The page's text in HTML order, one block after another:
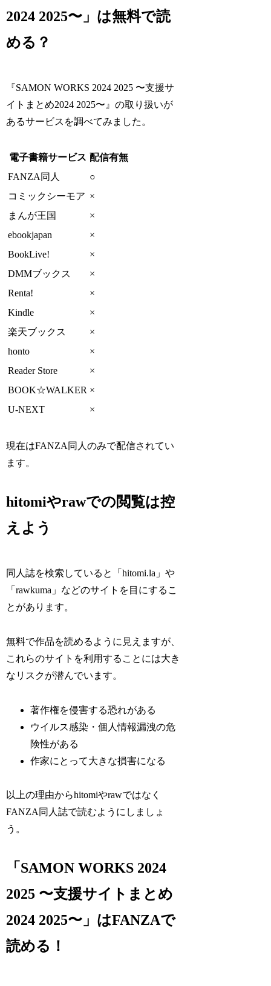
2024 2025〜」は無料で読
める？
『SAMON WORKS 2024 2025 〜支援サ
イトまとめ2024 2025〜』の取り扱いが
あるサービスを調べてみました。
電子書籍サービス 配信有無
FANZA同人
○
コミックシーモア ×
まんが王国
×
ebookjapan
×
BookLive!
×
DMMブックス
×
Renta!
×
Kindle
×
楽天ブックス
×
honto
×
Reader Store
×
BOOK☆WALKER ×
U-NEXT
×
現在はFANZA同人のみで配信されてい
ます。
hitomiやrawでの閲覧は控
えよう
同人誌を検索していると「hitomi.la」や
「rawkuma」などのサイトを目にするこ
とがあります。
無料で作品を読めるように見えますが、
これらのサイトを利用することには大き
なリスクが潜んでいます。
著作権を侵害する恐れがある
ウイルス感染・個人情報漏洩の危
険性がある
作家にとって大きな損害になる
以上の理由からhitomiやrawではなく
FANZA同人誌で読むようにしましょ
う。
「SAMON WORKS 2024
2025 〜支援サイトまとめ
2024 2025〜」はFANZAで
読める！